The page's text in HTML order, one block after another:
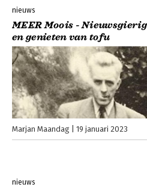
nieuws
MEER Moois -
en genieten van tofu
Marjan Maandag 19 januari 2023
nieuws